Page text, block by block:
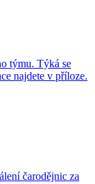
týmu. Týká se
najdete v příloze.
čarodějnic za